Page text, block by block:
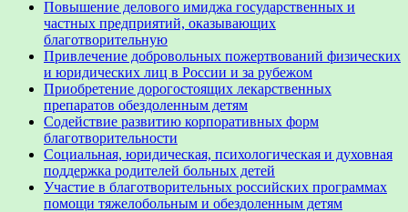
Повышение делового имиджа государственных и
частных предприятий, оказывающих
благотворительную
Привлечение добровольных пожертвований физических
и юридических лиц в России и за рубежом
Приобретение дорогостоящих лекарственных
препаратов обездоленным детям
Содействие развитию корпоративных форм
благотворительности
Социальная, юридическая, психологическая и духовная
поддержка родителей больных детей
Участие в благотворительных российских программах
помощи тяжелобольным и обездоленным детям